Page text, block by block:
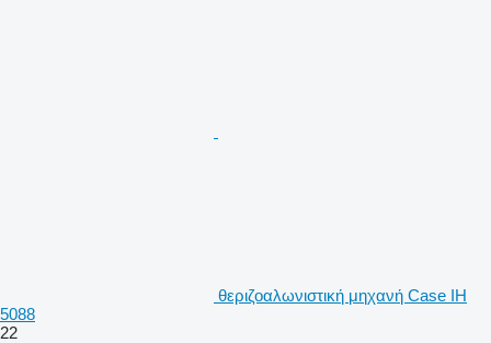
θεριζοαλωνιστική μηχανή Case IH
5088
22